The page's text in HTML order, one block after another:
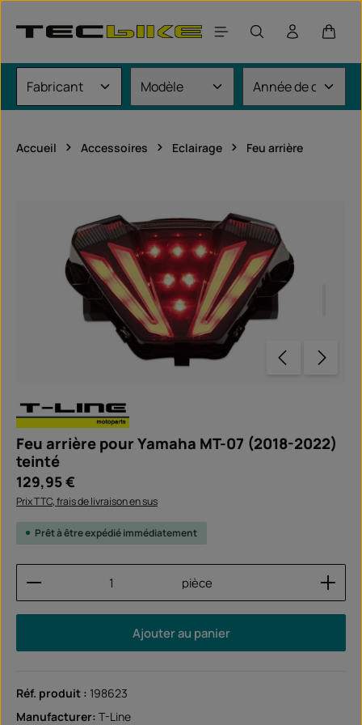
Le
Accueil Accessoires Eclairage Feu arrière
Feu arrière pour Yamaha MT-07 (2018-2022)
teinté
Prix régulier :
129,95 €
Prix TTC, frais de livraison en sus
Prêt à être expédié immédiatement
Quantité de produit : Entrez la quantité
pièce
Ajouter au panier
Réf. produit : 198623
Manufacturer: T-Line